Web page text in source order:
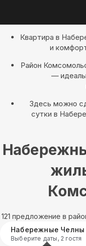
Квартира в
и
Район
—
Здесь можно
сутки в
121 предложение в
Набережные Челны
Выберите даты, 2 гостя